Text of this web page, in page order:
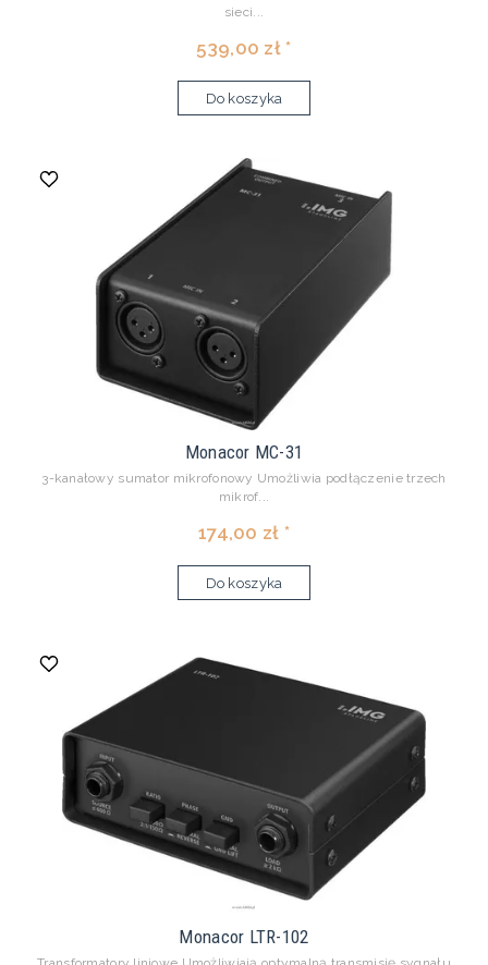
sieci...
539,00 zł *
Do koszyka
Monacor MC-31
3-kanałowy sumator mikrofonowy Umożliwia podłączenie trzech
mikrof...
174,00 zł *
Do koszyka
Monacor LTR-102